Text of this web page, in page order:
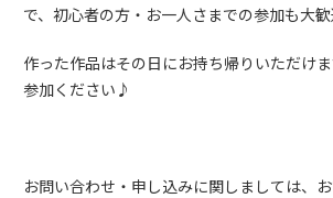
で、初心者の方・お一人さまでの参加も大歓
作った作品はその日にお持ち帰りいただけ
参加ください♪
お問い合わせ・申し込みに関しましては、